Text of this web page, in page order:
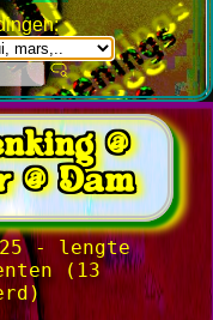
@
Dam
- lengte
(13